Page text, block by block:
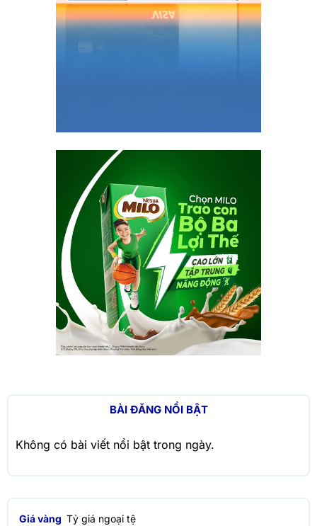
BÀI ĐĂNG NỔI BẬT
Không có bài viết nổi bật trong ngày.
Giá vàng Tỷ giá ngoại tệ